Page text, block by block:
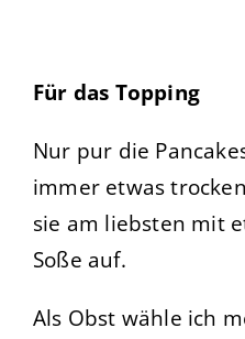
Für das Topping
Nur pur die
immer etwas
sie am liebsten mit
Soße auf.
Als Obst wähle ich